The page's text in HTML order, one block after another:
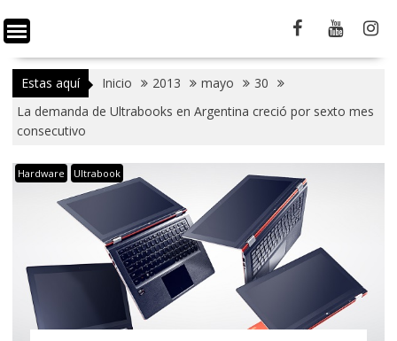
Estas aquí Inicio 2013 mayo
30
La demanda de Ultrabooks en Argentina creció por sexto mes
consecutivo
Hardware Ultrabook